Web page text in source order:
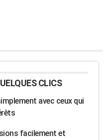
CLICS
avec ceux qui
facilement et